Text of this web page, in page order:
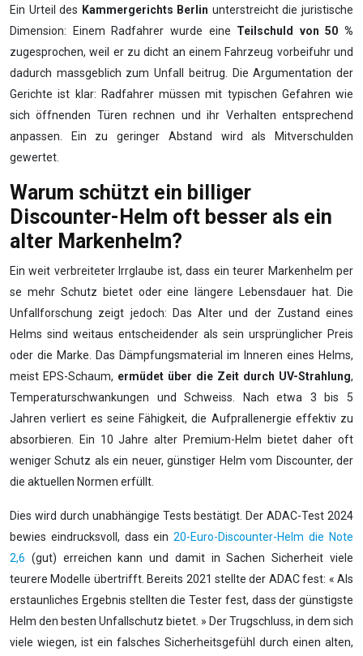
Ein Urteil des Kammergerichts Berlin unterstreicht die juristische
Dimension: Einem Radfahrer wurde eine Teilschuld von 50 %
zugesprochen, weil er zu dicht an einem Fahrzeug vorbeifuhr und
dadurch massgeblich zum Unfall beitrug. Die Argumentation der
Gerichte ist klar: Radfahrer müssen mit typischen Gefahren wie
sich öffnenden Türen rechnen und ihr Verhalten entsprechend
anpassen. Ein zu geringer Abstand wird als Mitverschulden
gewertet.
Warum schützt ein billiger
Discounter-Helm oft besser als ein
alter Markenhelm?
Ein weit verbreiteter Irrglaube ist, dass ein teurer Markenhelm per
se mehr Schutz bietet oder eine längere Lebensdauer hat. Die
Unfallforschung zeigt jedoch: Das Alter und der Zustand eines
Helms sind weitaus entscheidender als sein ursprünglicher Preis
oder die Marke. Das Dämpfungsmaterial im Inneren eines Helms,
meist EPS-Schaum, ermüdet über die Zeit durch UV-Strahlung,
Temperaturschwankungen und Schweiss. Nach etwa 3 bis 5
Jahren verliert es seine Fähigkeit, die Aufprallenergie effektiv zu
absorbieren. Ein 10 Jahre alter Premium-Helm bietet daher oft
weniger Schutz als ein neuer, günstiger Helm vom Discounter, der
die aktuellen Normen erfüllt.
Dies wird durch unabhängige Tests bestätigt. Der ADAC-Test 2024
bewies eindrucksvoll, dass ein20-Euro-Discounter-Helm die Note
2,6 (gut) erreichen kann und damit in Sachen Sicherheit viele
teurere Modelle übertrifft. Bereits 2021 stellte der ADAC fest: « Als
erstaunliches Ergebnis stellten die Tester fest, dass der günstigste
Helm den besten Unfallschutz bietet. » Der Trugschluss, in dem sich
viele wiegen, ist ein falsches Sicherheitsgefühl durch einen alten,